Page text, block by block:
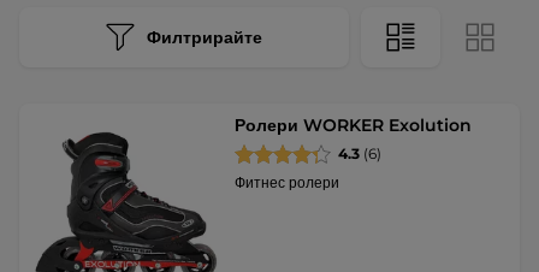
Филтрирайте
Ролери WORKER Exolution
4.3 (6)
Фитнес ролери